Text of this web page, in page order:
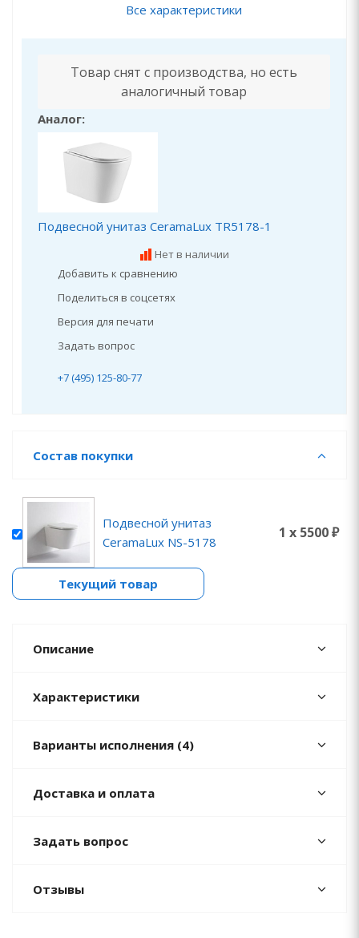
Все характеристики
Товар снят с производства, но есть
аналогичный товар
Аналог:
Подвесной унитаз CeramaLux TR5178-1
Нет в наличии
Добавить к сравнению
Поделиться в соцсетях
Версия для печати
Задать вопрос
+7 (495) 125-80-77
Состав покупки
Подвесной унитаз
CeramaLux NS-5178
1 x 5500 ₽
Текущий товар
Описание
Характеристики
Варианты исполнения (4)
Доставка и оплата
Задать вопрос
Отзывы